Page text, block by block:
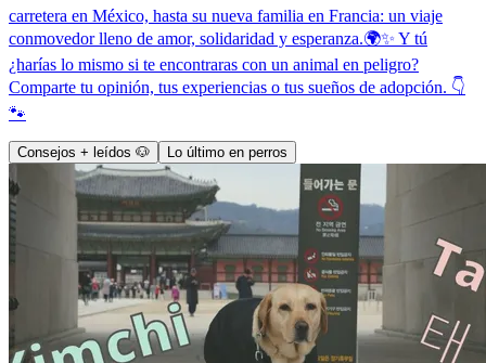
carretera en México, hasta su nueva familia en Francia: un viaje
conmovedor lleno de amor, solidaridad y esperanza.🌍✨ Y tú
¿harías lo mismo si te encontraras con un animal en peligro?
Comparte tu opinión, tus experiencias o tus sueños de adopción. 👇
🐾
Consejos + leídos 🐶 Lo último en perros